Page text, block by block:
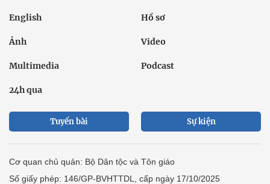
English Hồ sơ
Ảnh Video
Multimedia Podcast
24h qua
Tuyến bài Sự kiện
Cơ quan chủ quản: Bộ Dân tộc và Tôn giáo
Số giấy phép: 146/GP-BVHTTDL, cấp ngày 17/10/2025